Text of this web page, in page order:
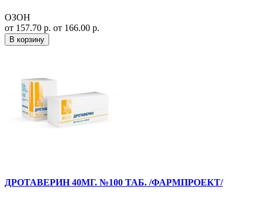
ОЗОН
от 157.70 р. от 166.00 р.
В корзину
ДРОТАВЕРИН 40МГ. №100 ТАБ. /ФАРМПРОЕКТ/